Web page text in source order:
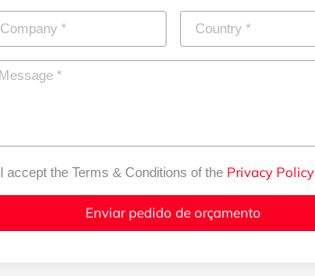
I accept the Terms & Conditions of the Privacy Policy
Enviar pedido de orçamento